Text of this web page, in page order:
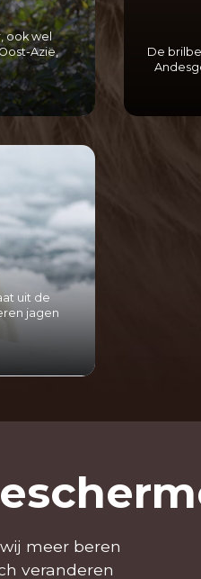
ook wel
Azië,
De
uit de
jagen
meer beren
veranderen